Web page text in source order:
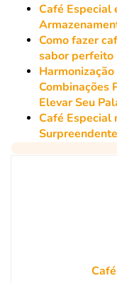
Café Especial
Como fazer
sabor perfeito
Combinações
Elevar Seu
Café Especial